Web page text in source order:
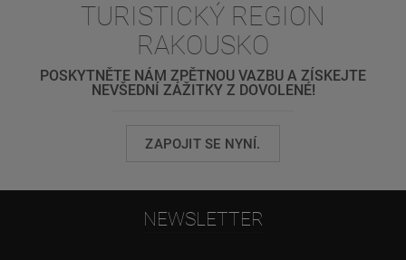
TURISTICKÝ REGION
RAKOUSKO
POSKYTNĚTE NÁM ZPĚTNOU VAZBU A ZÍSKEJTE
NEVŠEDNÍ ZÁŽITKY Z DOVOLENÉ!
ZAPOJIT SE NYNÍ.
NEWSLETTER